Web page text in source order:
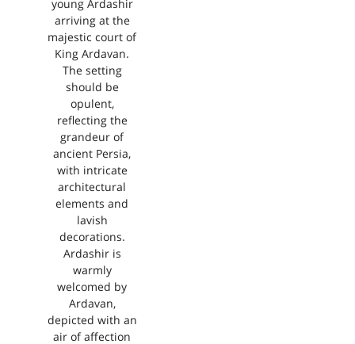
young Ardashir
arriving at the
majestic court of
King Ardavan.
The setting
should be
opulent,
reflecting the
grandeur of
ancient Persia,
with intricate
architectural
elements and
lavish
decorations.
Ardashir is
warmly
welcomed by
Ardavan,
depicted with an
air of affection